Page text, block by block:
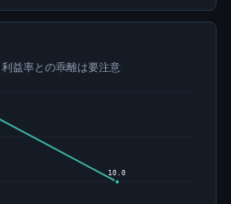
益率との乖離は要注意
10.0